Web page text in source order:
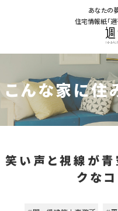
あなたの
住宅情報紙「
こんな家に住
笑い声と視線が
クな